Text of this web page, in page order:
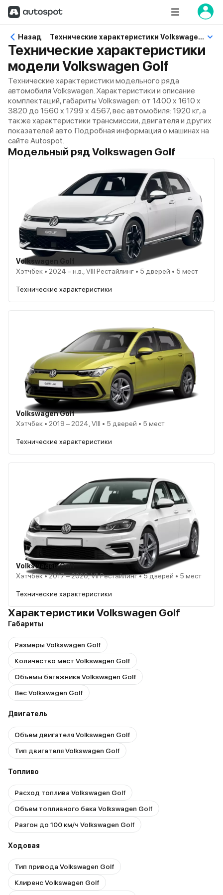
Назад Технические характеристики Volkswagen Golf
Технические характеристики
модели Volkswagen Golf
Технические характеристики модельного ряда
автомобиля Volkswagen. Характеристики и описание
комплектаций, габариты Volkswagen: от 1400 x 1610 x
3820 до 1560 x 1799 x 4567, вес автомобиля: 1920 кг, а
также характеристики трансмиссии, двигателя и других
показателей авто. Подробная информация о машинах на
сайте Autospot.
Модельный ряд Volkswagen Golf
Volkswagen Golf
Хэтчбек • 2024 – н.в., VIII Рестайлинг • 5 дверей • 5 мест
Технические характеристики
Volkswagen Golf
Хэтчбек • 2019 – 2024, VIII • 5 дверей • 5 мест
Технические характеристики
Volkswagen Golf
Хэтчбек • 2017 – 2020, VII Рестайлинг • 5 дверей • 5 мест
Технические характеристики
Характеристики Volkswagen Golf
Габариты
Размеры Volkswagen Golf
Количество мест Volkswagen Golf
Объемы багажника Volkswagen Golf
Вес Volkswagen Golf
Двигатель
Объем двигателя Volkswagen Golf
Тип двигателя Volkswagen Golf
Топливо
Расход топлива Volkswagen Golf
Объем топливного бака Volkswagen Golf
Разгон до 100 км/ч Volkswagen Golf
Ходовая
Тип привода Volkswagen Golf
Клиренс Volkswagen Golf